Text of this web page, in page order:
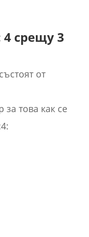
срещу 3
от
това как се